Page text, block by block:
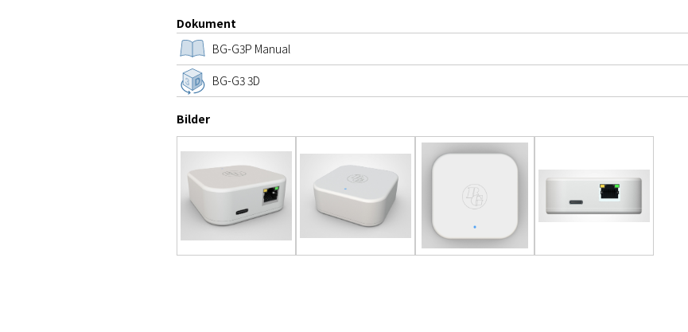
Dokument
BG-G3P Manual
BG-G3 3D
Bilder